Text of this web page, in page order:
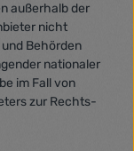
außerhalb der
nicht
Behörden
nationaler
im Fall von
zur Rechts-